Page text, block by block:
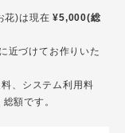
花)は現在¥5,000(総
近づけてお作りいた
、システム利用料
額です。